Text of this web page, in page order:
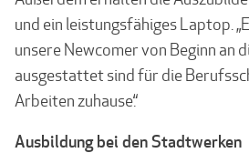
und ein leistungsfähiges Laptop.
unsere Newcomer von Beginn an
ausgestattet sind für die
Arbeiten zuhause.“
Ausbildung bei den Stadtwerken